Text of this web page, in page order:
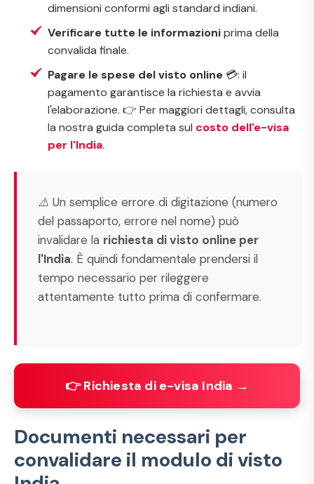
dimensioni conformi agli standard indiani.
Verificare tutte le informazioniprima della
convalida finale.
Pagare le spese del visto online 💳: il
pagamento garantisce la richiesta e avvia
l'elaborazione. 👉 Per maggiori dettagli, consulta
la nostra guida completa sul costo dell'e-visa
per l'India.
⚠️ Un semplice errore di digitazione (numero
del passaporto, errore nel nome) può
invalidare la richiesta di visto online per
l'India. È quindi fondamentale prendersi il
tempo necessario per rileggere
attentamente tutto prima di confermare.
👉 Richiesta di e-visa India →
Documenti necessari per
convalidare il modulo di visto